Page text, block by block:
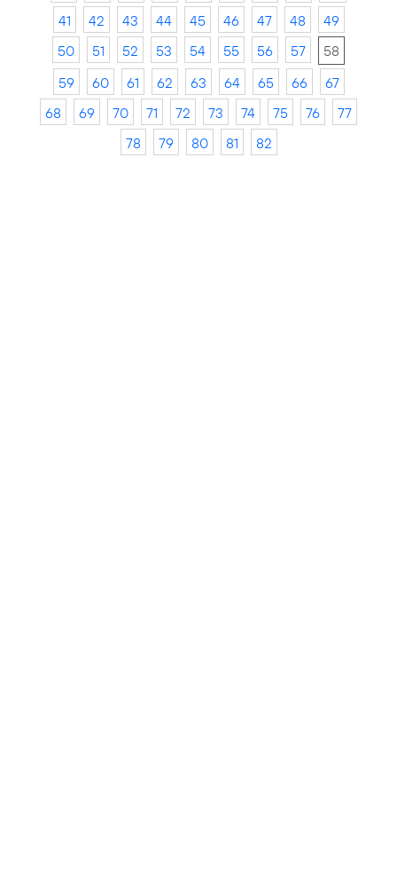
41
42 43 44 45 46 47 48
49
50
51 52 53 54 55 56 57
58
59
60 61 62 63 64 65 66
67
68
69 70 71 72 73 74 75 76
77
78
79 80 81 82